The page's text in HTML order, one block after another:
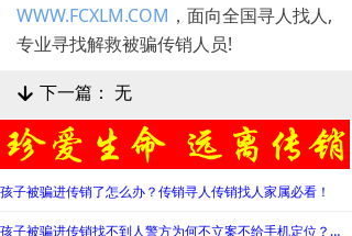
WWW.FCXLM.COM ，面向全国寻人找人,
专业寻找解救被骗传销人员!
녓 下一篇： 无
孩子被骗进传销了怎么办？传销寻人传销找人家属必看！
孩子被骗进传销找不到人警方为何不立案不给手机定位？警察不管怎么办？